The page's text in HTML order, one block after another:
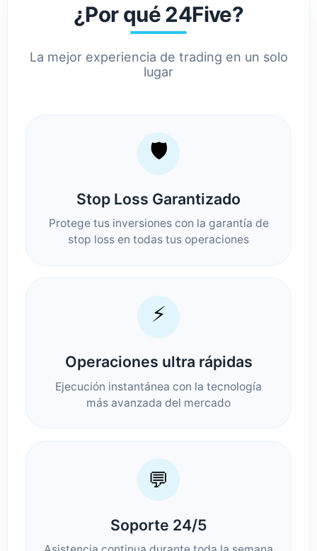
¿Por qué 24Five?
La mejor experiencia de trading en un solo
lugar
🛡️
Stop Loss Garantizado
Protege tus inversiones con la garantía de
stop loss en todas tus operaciones
⚡
Operaciones ultra rápidas
Ejecución instantánea con la tecnología
más avanzada del mercado
💬
Soporte 24/5